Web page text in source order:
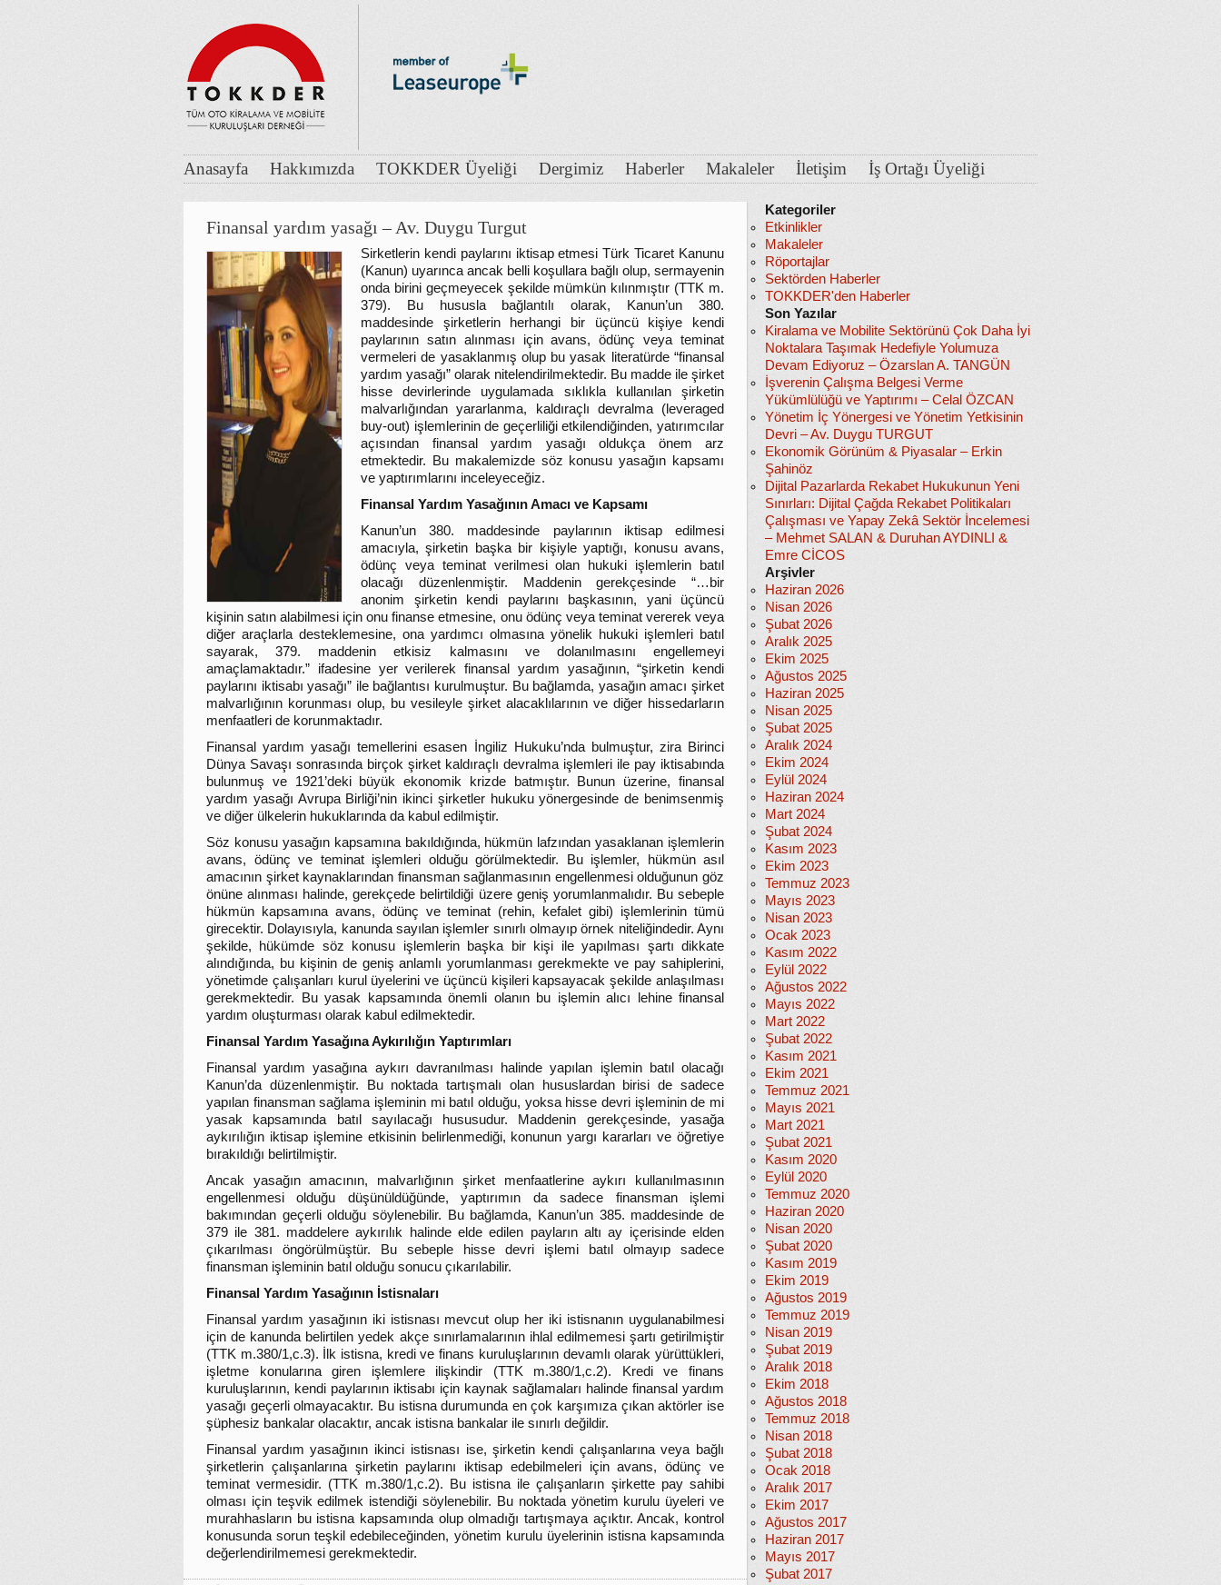
Anasayfa Hakkımızda TOKKDER Üyeliği Dergimiz Haberler Makaleler İletişim İş Ortağı Üyeliği
Finansal yardım yasağı – Av. Duygu Turgut
Sirketlerin kendi paylarını iktisap etmesi Türk Ticaret Kanunu
(Kanun) uyarınca ancak belli koşullara bağlı olup, sermayenin
onda birini geçmeyecek şekilde mümkün kılınmıştır (TTK m.
379). Bu hususla bağlantılı olarak, Kanun’un 380.
maddesinde şirketlerin herhangi bir üçüncü kişiye kendi
paylarının satın alınması için avans, ödünç veya teminat
vermeleri de yasaklanmış olup bu yasak literatürde “finansal
yardım yasağı” olarak nitelendirilmektedir. Bu madde ile şirket
hisse devirlerinde uygulamada sıklıkla kullanılan şirketin
malvarlığından yararlanma, kaldıraçlı devralma (leveraged
buy-out) işlemlerinin de geçerliliği etkilendiğinden, yatırımcılar
açısından finansal yardım yasağı oldukça önem arz
etmektedir. Bu makalemizde söz konusu yasağın kapsamı
ve yaptırımlarını inceleyeceğiz.
Finansal Yardım Yasağının Amacı ve Kapsamı
Kanun’un 380. maddesinde paylarının iktisap edilmesi
amacıyla, şirketin başka bir kişiyle yaptığı, konusu avans,
ödünç veya teminat verilmesi olan hukuki işlemlerin batıl
olacağı düzenlenmiştir. Maddenin gerekçesinde “…bir
anonim şirketin kendi paylarını başkasının, yani üçüncü
kişinin satın alabilmesi için onu finanse etmesine, onu ödünç veya teminat vererek veya
diğer araçlarla desteklemesine, ona yardımcı olmasına yönelik hukuki işlemleri batıl
sayarak, 379. maddenin etkisiz kalmasını ve dolanılmasını engellemeyi
amaçlamaktadır.” ifadesine yer verilerek finansal yardım yasağının, “şirketin kendi
paylarını iktisabı yasağı” ile bağlantısı kurulmuştur. Bu bağlamda, yasağın amacı şirket
malvarlığının korunması olup, bu vesileyle şirket alacaklılarının ve diğer hissedarların
menfaatleri de korunmaktadır.
Finansal yardım yasağı temellerini esasen İngiliz Hukuku’nda bulmuştur, zira Birinci
Dünya Savaşı sonrasında birçok şirket kaldıraçlı devralma işlemleri ile pay iktisabında
bulunmuş ve 1921’deki büyük ekonomik krizde batmıştır. Bunun üzerine, finansal
yardım yasağı Avrupa Birliği’nin ikinci şirketler hukuku yönergesinde de benimsenmiş
ve diğer ülkelerin hukuklarında da kabul edilmiştir.
Söz konusu yasağın kapsamına bakıldığında, hükmün lafzından yasaklanan işlemlerin
avans, ödünç ve teminat işlemleri olduğu görülmektedir. Bu işlemler, hükmün asıl
amacının şirket kaynaklarından finansman sağlanmasının engellenmesi olduğunun göz
önüne alınması halinde, gerekçede belirtildiği üzere geniş yorumlanmalıdır. Bu sebeple
hükmün kapsamına avans, ödünç ve teminat (rehin, kefalet gibi) işlemlerinin tümü
girecektir. Dolayısıyla, kanunda sayılan işlemler sınırlı olmayıp örnek niteliğindedir. Aynı
şekilde, hükümde söz konusu işlemlerin başka bir kişi ile yapılması şartı dikkate
alındığında, bu kişinin de geniş anlamlı yorumlanması gerekmekte ve pay sahiplerini,
yönetimde çalışanları kurul üyelerini ve üçüncü kişileri kapsayacak şekilde anlaşılması
gerekmektedir. Bu yasak kapsamında önemli olanın bu işlemin alıcı lehine finansal
yardım oluşturması olarak kabul edilmektedir.
Finansal Yardım Yasağına Aykırılığın Yaptırımları
Finansal yardım yasağına aykırı davranılması halinde yapılan işlemin batıl olacağı
Kanun’da düzenlenmiştir. Bu noktada tartışmalı olan hususlardan birisi de sadece
yapılan finansman sağlama işleminin mi batıl olduğu, yoksa hisse devri işleminin de mi
yasak kapsamında batıl sayılacağı hususudur. Maddenin gerekçesinde, yasağa
aykırılığın iktisap işlemine etkisinin belirlenmediği, konunun yargı kararları ve öğretiye
bırakıldığı belirtilmiştir.
Ancak yasağın amacının, malvarlığının şirket menfaatlerine aykırı kullanılmasının
engellenmesi olduğu düşünüldüğünde, yaptırımın da sadece finansman işlemi
bakımından geçerli olduğu söylenebilir. Bu bağlamda, Kanun’un 385. maddesinde de
379 ile 381. maddelere aykırılık halinde elde edilen payların altı ay içerisinde elden
çıkarılması öngörülmüştür. Bu sebeple hisse devri işlemi batıl olmayıp sadece
finansman işleminin batıl olduğu sonucu çıkarılabilir.
Finansal Yardım Yasağının İstisnaları
Finansal yardım yasağının iki istisnası mevcut olup her iki istisnanın uygulanabilmesi
için de kanunda belirtilen yedek akçe sınırlamalarının ihlal edilmemesi şartı getirilmiştir
(TTK m.380/1,c.3). İlk istisna, kredi ve finans kuruluşlarının devamlı olarak yürüttükleri,
işletme konularına giren işlemlere ilişkindir (TTK m.380/1,c.2). Kredi ve finans
kuruluşlarının, kendi paylarının iktisabı için kaynak sağlamaları halinde finansal yardım
yasağı geçerli olmayacaktır. Bu istisna durumunda en çok karşımıza çıkan aktörler ise
şüphesiz bankalar olacaktır, ancak istisna bankalar ile sınırlı değildir.
Finansal yardım yasağının ikinci istisnası ise, şirketin kendi çalışanlarına veya bağlı
şirketlerin çalışanlarına şirketin paylarını iktisap edebilmeleri için avans, ödünç ve
teminat vermesidir. (TTK m.380/1,c.2). Bu istisna ile çalışanların şirkette pay sahibi
olması için teşvik edilmek istendiği söylenebilir. Bu noktada yönetim kurulu üyeleri ve
murahhasların bu istisna kapsamında olup olmadığı tartışmaya açıktır. Ancak, kontrol
konusunda sorun teşkil edebileceğinden, yönetim kurulu üyelerinin istisna kapsamında
değerlendirilmemesi gerekmektedir.
Kategoriler
Etkinlikler
Makaleler
Röportajlar
Sektörden Haberler
TOKKDER'den Haberler
Son Yazılar
Kiralama ve Mobilite Sektörünü Çok Daha İyi
Noktalara Taşımak Hedefiyle Yolumuza
Devam Ediyoruz – Özarslan A. TANGÜN
İşverenin Çalışma Belgesi Verme
Yükümlülüğü ve Yaptırımı – Celal ÖZCAN
Yönetim İç Yönergesi ve Yönetim Yetkisinin
Devri – Av. Duygu TURGUT
Ekonomik Görünüm & Piyasalar – Erkin
Şahinöz
Dijital Pazarlarda Rekabet Hukukunun Yeni
Sınırları: Dijital Çağda Rekabet Politikaları
Çalışması ve Yapay Zekâ Sektör İncelemesi
– Mehmet SALAN & Duruhan AYDINLI &
Emre CİCOS
Arşivler
Haziran 2026
Nisan 2026
Şubat 2026
Aralık 2025
Ekim 2025
Ağustos 2025
Haziran 2025
Nisan 2025
Şubat 2025
Aralık 2024
Ekim 2024
Eylül 2024
Haziran 2024
Mart 2024
Şubat 2024
Kasım 2023
Ekim 2023
Temmuz 2023
Mayıs 2023
Nisan 2023
Ocak 2023
Kasım 2022
Eylül 2022
Ağustos 2022
Mayıs 2022
Mart 2022
Şubat 2022
Kasım 2021
Ekim 2021
Temmuz 2021
Mayıs 2021
Mart 2021
Şubat 2021
Kasım 2020
Eylül 2020
Temmuz 2020
Haziran 2020
Nisan 2020
Şubat 2020
Kasım 2019
Ekim 2019
Ağustos 2019
Temmuz 2019
Nisan 2019
Şubat 2019
Aralık 2018
Ekim 2018
Ağustos 2018
Temmuz 2018
Nisan 2018
Şubat 2018
Ocak 2018
Aralık 2017
Ekim 2017
Ağustos 2017
Haziran 2017
Mayıs 2017
Şubat 2017